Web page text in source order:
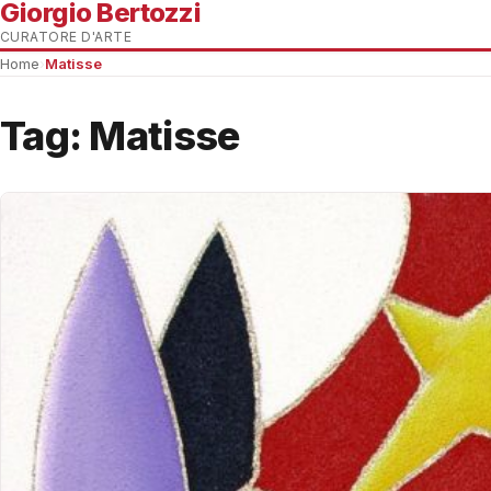
Giorgio Bertozzi
CURATORE D'ARTE
Home Matisse
Tag: Matisse